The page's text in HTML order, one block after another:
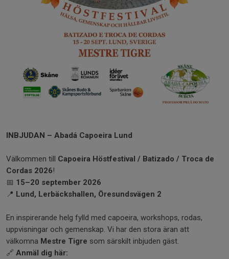
INBJUDAN – Abadá Capoeira Lund
Välkommen till Capoeira Höstfestival / Batizado / Troca de
Cordas 2026!
📅 15–20 september 2026
📍 Lund, Lerbäckshallen, Öresundsvägen 2
En inspirerande helg fylld med capoeira, workshops, rodas,
uppvisningar och gemenskap. Vi har den stora äran att
välkomna Mestre Tigre som särskilt inbjuden gäst.
🔗 Anmäl dig här: